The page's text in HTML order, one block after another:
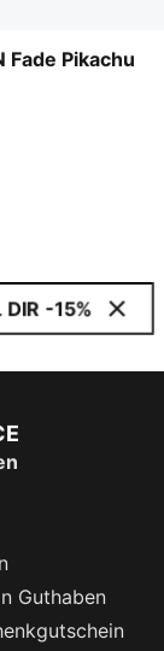
Fade Pikachu
DIR -15%
Guthaben